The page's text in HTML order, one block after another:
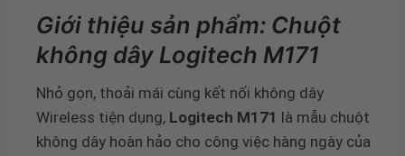
Giới thiệu sản phẩm: Chuột
không dây Logitech M171
Nhỏ gọn, thoải mái cùng kết nối không dây
Wireless tiện dụng, Logitech M171 là mẫu chuột
không dây hoàn hảo cho công việc hàng ngày của